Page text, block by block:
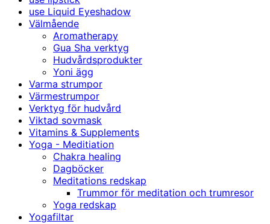
use Liquid Eyeshadow
Välmående
Aromatherapy
Gua Sha verktyg
Hudvårdsprodukter
Yoni ägg
Varma strumpor
Värmestrumpor
Verktyg för hudvård
Viktad sovmask
Vitamins & Supplements
Yoga - Meditiation
Chakra healing
Dagböcker
Meditations redskap
Trummor för meditation och trumresor
Yoga redskap
Yogafiltar